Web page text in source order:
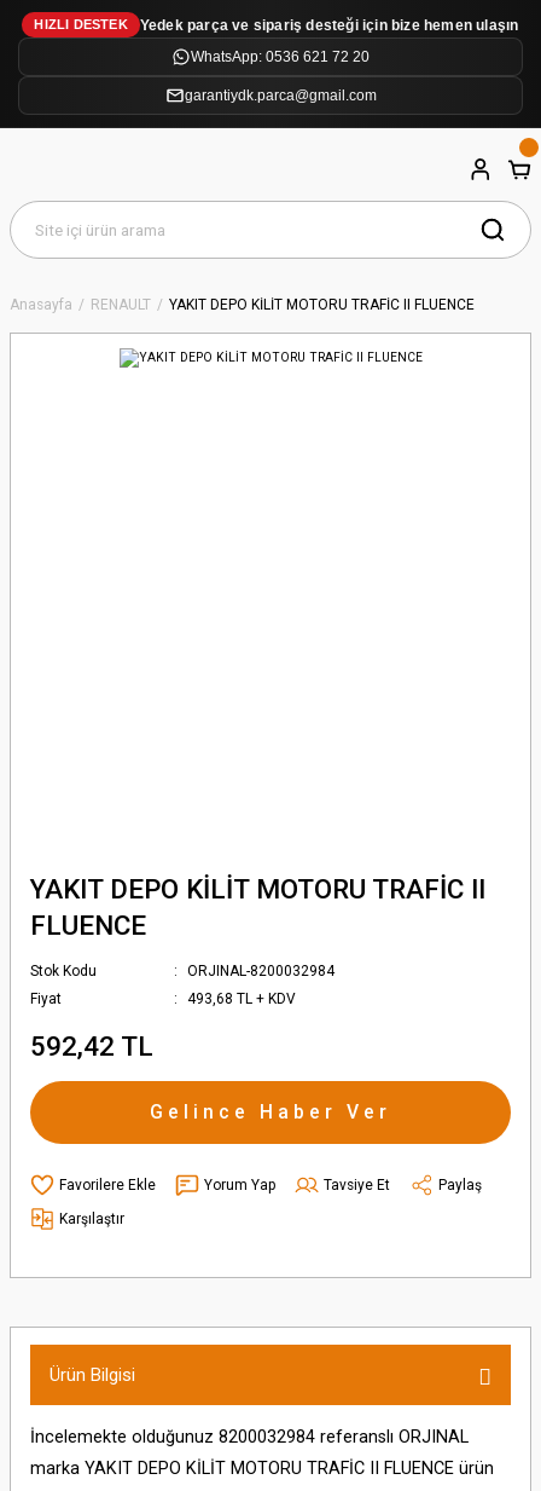
HIZLI DESTEK
Yedek parça ve sipariş desteği için bize hemen ulaşın
WhatsApp: 0536 621 72 20
garantiydk.parca@gmail.com
Anasayfa RENAULT YAKIT DEPO KİLİT MOTORU TRAFİC II FLUENCE
YAKIT DEPO KİLİT MOTORU TRAFİC II
FLUENCE
Stok Kodu
ORJINAL-8200032984
Fiyat
493,68 TL + KDV
592,42 TL
Gelince Haber Ver
Yorum Yap Tavsiye Et
Paylaş
Karşılaştır
Ürün Bilgisi
İncelemekte olduğunuz 8200032984 referanslı ORJINAL
marka YAKIT DEPO KİLİT MOTORU TRAFİC II FLUENCE ürün